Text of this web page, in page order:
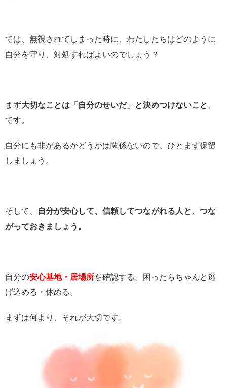
では、無視されてしまった時に、わたしたちはどのように
自分を守り、対処すればよいのでしょう？
まず大切なことは「自分のせいだ」と決めつけないこと
です。
自分にも非があるかどうかは関係ないので、ひとまず保留
しましょう。
そして、
自分が安心して、信頼してつながれる人と、つな
がっておきましょう。
自分の安心基地・居場所を確認する。困ったらちゃんと逃
げ込める・休める。
まずは何より、それが大切です。